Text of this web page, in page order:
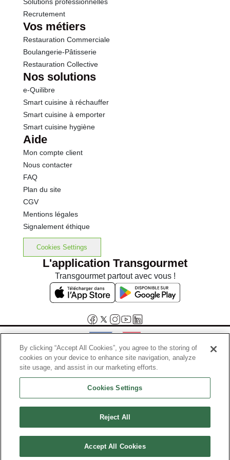
Recrutement
Vos métiers
Restauration Commerciale
Boulangerie-Pâtisserie
Restauration Collective
Nos solutions
e-Quilibre
Smart cuisine à réchauffer
Smart cuisine à emporter
Smart cuisine hygiène
Aide
Mon compte client
Nous contacter
FAQ
Plan du site
CGV
Mentions légales
Signalement éthique
Cookies Settings
L'application Transgourmet
Transgourmet partout avec vous !
Interdiction de vente de boissons alcooliques aux mineurs de
moins de 18 ans
La preuve de majorité de l'acheteur est exigée au moment de la vente
Code de la santé publique, Aar.l.3342-1 et l.3353-3
© Tous droits réservés
By clicking “Accept All Cookies”, you agree to the storing of
cookies on your device to enhance site navigation, analyze
site usage, and assist in our marketing efforts.
Cookies Settings
Reject All
Accept All Cookies